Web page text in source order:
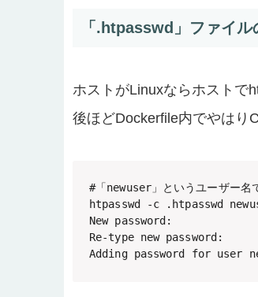
「.htpasswd」ファイル
ホストがLinuxならホストで
後ほどDockerfile内でやはり
#「newuser」というユーザー名
htpasswd -c .htpasswd
New password:
Re-type new password:
Adding password for user